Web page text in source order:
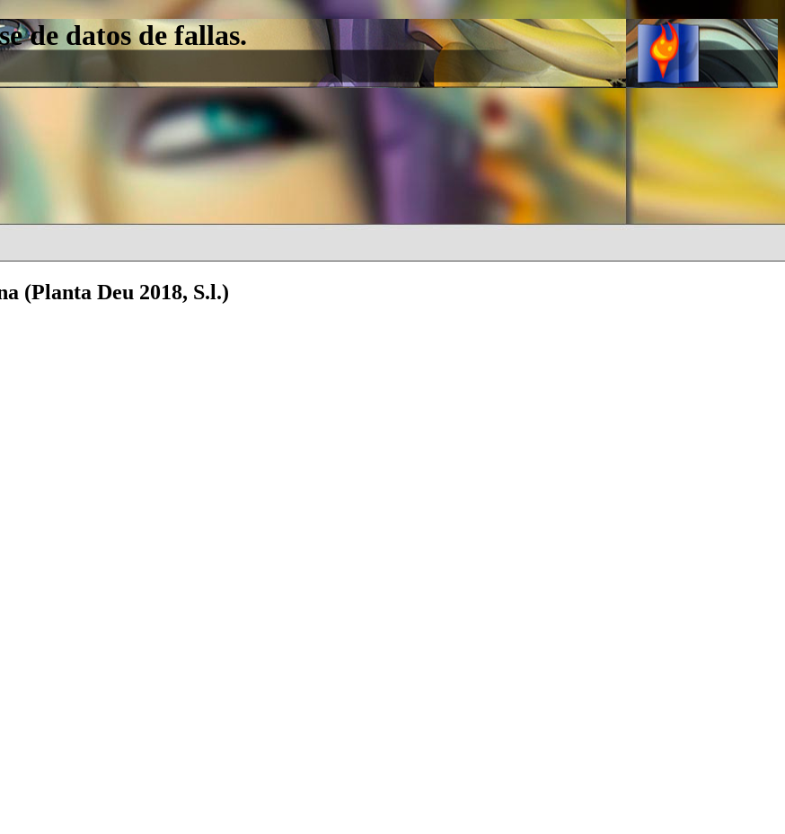
de datos de fallas.
(Planta Deu 2018, S.l.)